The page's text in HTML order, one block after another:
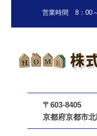
営業時間 8：00
〒603-8405
京都府京都市